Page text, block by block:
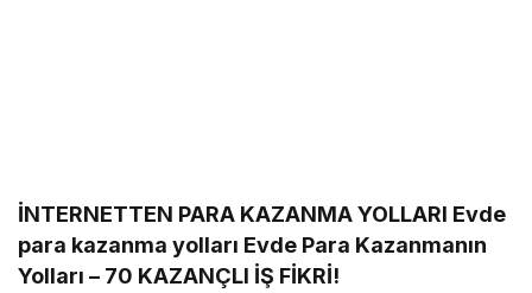
İNTERNETTEN PARA KAZANMA YOLLARI Evde
para kazanma yolları Evde Para Kazanmanın
Yolları – 70 KAZANÇLI İŞ FİKRİ!